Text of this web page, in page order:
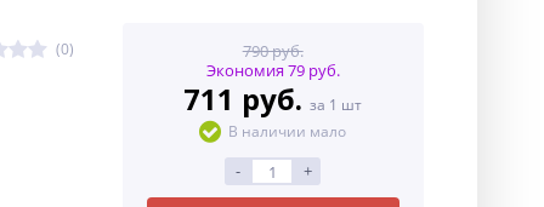
(0)
790 руб.
Экономия 79 руб.
711 руб.за 1 шт
В наличии мало
- +